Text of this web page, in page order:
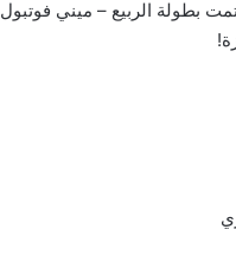
بطولة الربيع – ميني فوتبول